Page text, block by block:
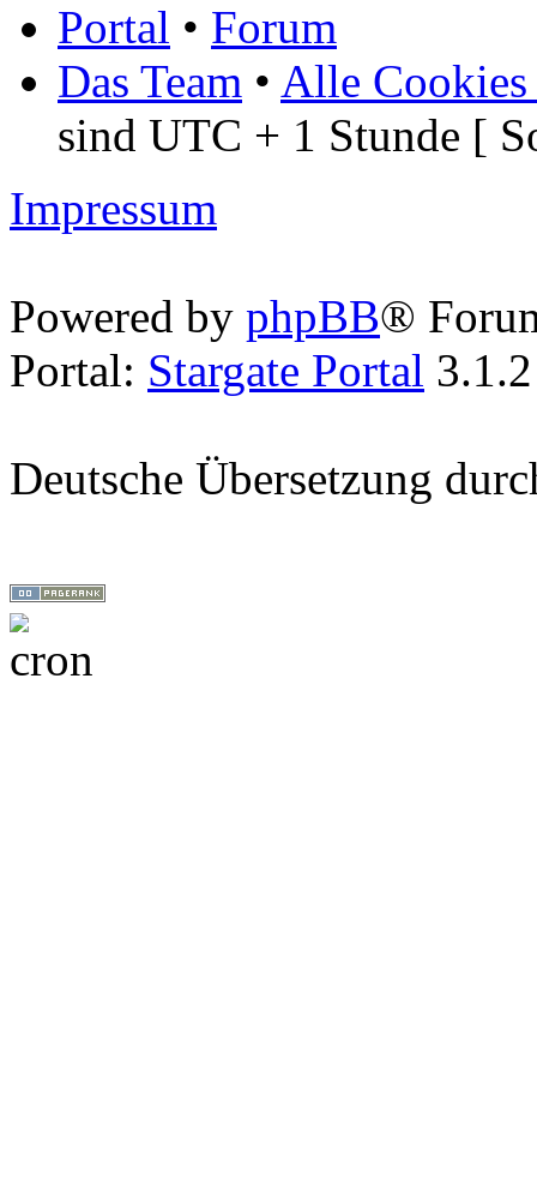
Portal • Forum
Das Team • Alle Cookies
sind UTC + 1 Stunde [
Impressum
Powered by phpBB®
Portal: Stargate Portal
Deutsche Übersetzung